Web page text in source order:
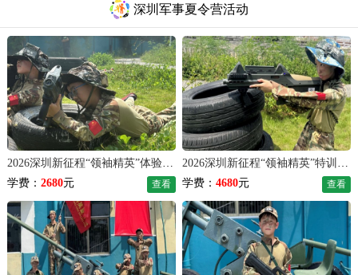
深圳军事夏令营活动
2026深圳新征程“领袖精英”体验军事夏令营（7天）
学费： 2680元 查看
学费：4680元 查看